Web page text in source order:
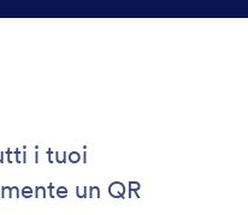
i tuoi
un QR